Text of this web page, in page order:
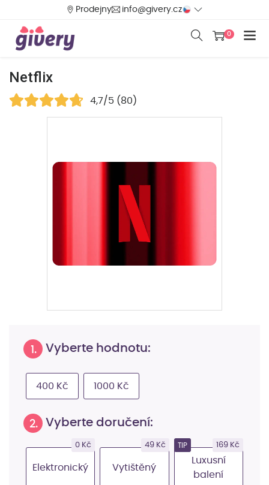
Prodejny info@givery.cz
0
Netflix
4,7/5 (80)
1. Vyberte hodnotu:
400 Kč 1000 Kč
2. Vyberte doručení:
0 Kč
Elektronický
49 Kč
Vytištěný
TIP 169 Kč
Luxusní
balení